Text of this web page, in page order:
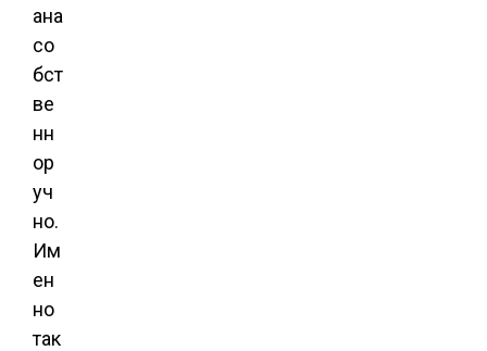
ана
со
бст
ве
нн
ор
уч
но.
Им
ен
но
так